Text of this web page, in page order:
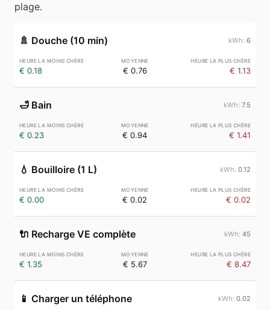
plage.
🚿 Douche (10 min) 6
€ 0.18 € 0.76 € 1.13
🛁 Bain 7.5
€ 0.23 € 0.94 € 1.41
💧 Bouilloire (1 L) 0.12
€ 0.00 € 0.02 € 0.02
🔌 Recharge VE complète 45
€ 1.35 € 5.67 € 8.47
📱 Charger un téléphone 0.02